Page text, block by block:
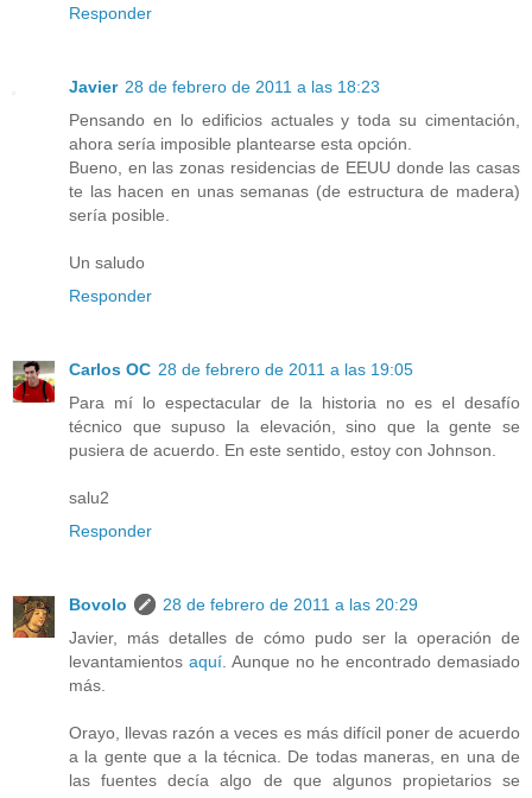
Responder
Javier 28 de febrero de 2011 a las 18:23
Pensando en lo edificios actuales y toda su cimentación,
ahora sería imposible plantearse esta opción.
Bueno, en las zonas residencias de EEUU donde las casas
te las hacen en unas semanas (de estructura de madera)
sería posible.
Un saludo
Responder
Carlos OC 28 de febrero de 2011 a las 19:05
Para mí lo espectacular de la historia no es el desafío
técnico que supuso la elevación, sino que la gente se
pusiera de acuerdo. En este sentido, estoy con Johnson.
salu2
Responder
Bovolo
28 de febrero de 2011 a las 20:29
Javier, más detalles de cómo pudo ser la operación de
levantamientos aquí . Aunque no he encontrado demasiado
más.
Orayo, llevas razón a veces es más difícil poner de acuerdo
a la gente que a la técnica. De todas maneras, en una de
las fuentes decía algo de que algunos propietarios se